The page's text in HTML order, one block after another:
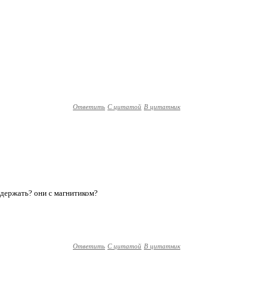
Ответить С цитатой В цитатник
они с магнитиком?
Ответить С цитатой В цитатник